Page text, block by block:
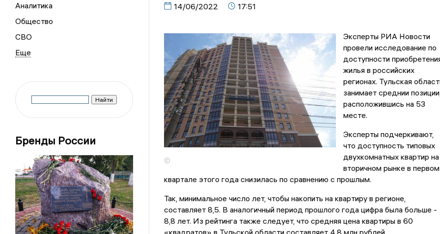
Аналитика
Общество
СВО
Бренды России
14/06/2022 17:51
©
Эксперты РИА Новости
провели исследование по
доступности
жилья в российских
регионах. Тульская
занимает среднии позиции,
расположившись на 53
месте.
Эксперты подчеркивают,
что доступность типовых
двухкомнатных квартир на
вторичном рынке в первом
квартале этого года снизилась по сравнению с прошлым.
Так, минимальное число лет, чтобы накопить на квартиру в регионе,
составляет 8,5. В аналогичный период прошлого года цифра была больше -
8,8 лет. Из рейтинга также следует, что средняя цена квартиры в 60